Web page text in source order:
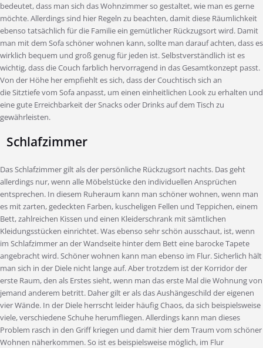
bedeutet, dass man sich das Wohnzimmer so gestaltet, wie man es gerne
möchte. Allerdings sind hier Regeln zu beachten, damit diese Räumlichkeit
ebenso tatsächlich für die Familie ein gemütlicher Rückzugsort wird. Damit
man mit dem Sofa schöner wohnen kann, sollte man darauf achten, dass es
wirklich bequem und groß genug für jeden ist. Selbstverständlich ist es
wichtig, dass die Couch farblich hervorragend in das Gesamtkonzept passt.
Von der Höhe her empfiehlt es sich, dass der Couchtisch sich an
die Sitztiefe vom Sofa anpasst, um einen einheitlichen Look zu erhalten und
eine gute Erreichbarkeit der Snacks oder Drinks auf dem Tisch zu
gewährleisten.
Schlafzimmer
Das Schlafzimmer gilt als der persönliche Rückzugsort nachts. Das geht
allerdings nur, wenn alle Möbelstücke den individuellen Ansprüchen
entsprechen. In diesem Ruheraum kann man schöner wohnen, wenn man
es mit zarten, gedeckten Farben, kuscheligen Fellen und Teppichen, einem
Bett, zahlreichen Kissen und einen Kleiderschrank mit sämtlichen
Kleidungsstücken einrichtet. Was ebenso sehr schön ausschaut, ist, wenn
im Schlafzimmer an der Wandseite hinter dem Bett eine barocke Tapete
angebracht wird. Schöner wohnen kann man ebenso im Flur. Sicherlich hält
man sich in der Diele nicht lange auf. Aber trotzdem ist der Korridor der
erste Raum, den als Erstes sieht, wenn man das erste Mal die Wohnung von
jemand anderem betritt. Daher gilt er als das Aushängeschild der eigenen
vier Wände. In der Diele herrscht leider häufig Chaos, da sich beispielsweise
viele, verschiedene Schuhe herumfliegen. Allerdings kann man dieses
Problem rasch in den Griff kriegen und damit hier dem Traum vom schöner
Wohnen näherkommen. So ist es beispielsweise möglich, im Flur